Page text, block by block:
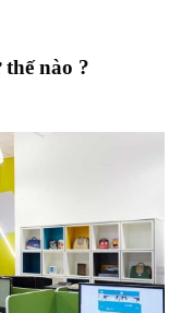
nào ?